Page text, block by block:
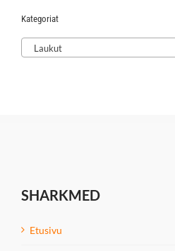
Kategoriat
Laukut
SHARKMED
Etusivu